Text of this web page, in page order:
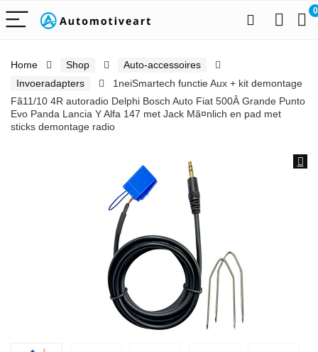
0
Home Shop
Auto-accessoires
Invoeradapters
1neiSmartech functie Aux + kit demontage
Fã11/10 4R autoradio Delphi Bosch Auto Fiat 500Â Grande Punto
Evo Panda Lancia Y Alfa 147 met Jack Mã¤nlich en pad met
sticks demontage radio